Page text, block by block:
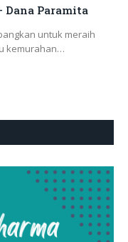
Dana Paramita
untuk meraih
kemurahan…